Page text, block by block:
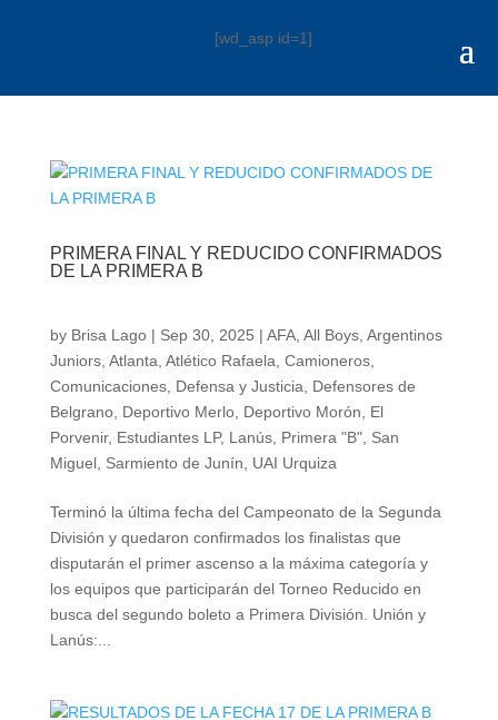
[wd_asp id=1]
PRIMERA FINAL Y REDUCIDO CONFIRMADOS
DE LA PRIMERA B
by Brisa Lago| Sep 30, 2025 | AFA, All Boys, Argentinos
Juniors, Atlanta Atlético Rafaela Camioneros,
Comunicaciones, Defensa y Justicia
Defensores de
Belgrano, Deportivo Merlo, Deportivo Morón
El
Porvenir, Estudiantes LP, Lanús, Primera "B", San
Miguel, Sarmiento de Junín UAI Urquiza
Terminó la última fecha del Campeonato de la Segunda
División y quedaron confirmados los finalistas que
disputarán el primer ascenso a la máxima categoría y
los equipos que participarán del Torneo Reducido en
busca del segundo boleto a Primera División. Unión y
Lanús:...